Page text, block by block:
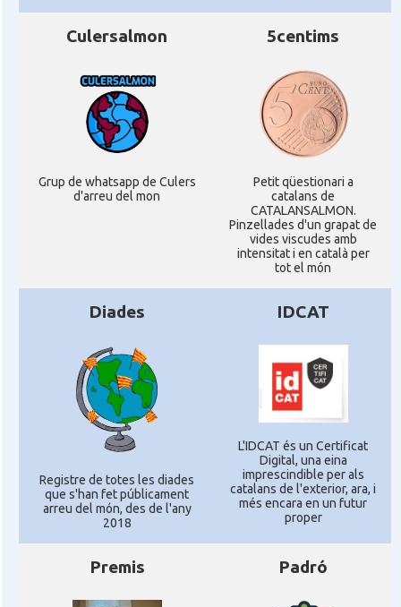
Culersalmon
Grup de whatsapp de Culers
d'arreu del mon
5centims
Petit qüestionari a
catalans de
CATALANSALMON.
Pinzellades d'un grapat de
vides viscudes amb
intensitat i en català per
tot el món
Diades
Registre de totes les diades
que s'han fet públicament
arreu del món, des de l'any
2018
IDCAT
L'IDCAT és un Certificat
Digital, una eina
imprescindible per als
catalans de l'exterior, ara, i
més encara en un futur
proper
Premis Padró